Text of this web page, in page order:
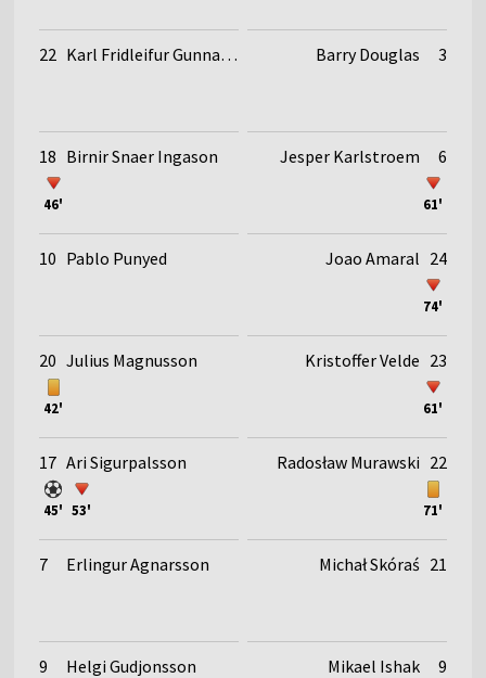
22 Karl Fridleifur Gunnarsson
18 Birnir Snaer Ingason
46'
10 Pablo Punyed
20 Julius Magnusson
42'
17 Ari Sigurpalsson
45' 53'
7 Erlingur Agnarsson
9 Helgi Gudjonsson
Barry Douglas 3
61'
Jesper Karlstroem 6
74'
Joao Amaral 24
61'
Kristoffer Velde 23
71'
Radosław Murawski 22
Michał Skóraś 21
Mikael Ishak 9